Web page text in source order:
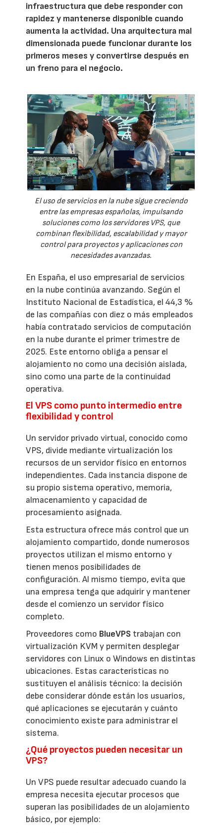
infraestructura que debe responder con
rapidez y mantenerse disponible cuando
aumenta la actividad. Una arquitectura mal
dimensionada puede funcionar durante los
primeros meses y convertirse después en
un freno para el negocio.
El uso de servicios en la nube sigue creciendo
entre las empresas españolas, impulsando
soluciones como los servidores VPS, que
combinan flexibilidad, escalabilidad y mayor
control para proyectos y aplicaciones con
necesidades avanzadas.
En España, el uso empresarial de servicios
en la nube continúa avanzando. Según el
Instituto Nacional de Estadística, el 44,3 %
de las compañías con diez o más empleados
había contratado servicios de computación
en la nube durante el primer trimestre de
2025. Este entorno obliga a pensar el
alojamiento no como una decisión aislada,
sino como una parte de la continuidad
operativa.
El VPS como punto intermedio entre
flexibilidad y control
Un servidor privado virtual, conocido como
VPS, divide mediante virtualización los
recursos de un servidor físico en entornos
independientes. Cada instancia dispone de
su propio sistema operativo, memoria,
almacenamiento y capacidad de
procesamiento asignada.
Esta estructura ofrece más control que un
alojamiento compartido, donde numerosos
proyectos utilizan el mismo entorno y
tienen menos posibilidades de
configuración. Al mismo tiempo, evita que
una empresa tenga que adquirir y mantener
desde el comienzo un servidor físico
completo.
Proveedores como BlueVPS trabajan con
virtualización KVM y permiten desplegar
servidores con Linux o Windows en distintas
ubicaciones. Estas características no
sustituyen el análisis técnico: la decisión
debe considerar dónde están los usuarios,
qué aplicaciones se ejecutarán y cuánto
conocimiento existe para administrar el
sistema.
¿Qué proyectos pueden necesitar un
VPS?
Un VPS puede resultar adecuado cuando la
empresa necesita ejecutar procesos que
superan las posibilidades de un alojamiento
básico, por ejemplo: